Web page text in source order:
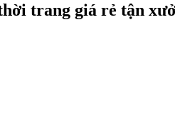
trang giá rẻ tận